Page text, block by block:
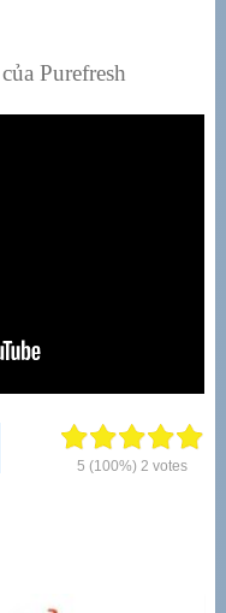
Purefresh
5 (100%)2 votes